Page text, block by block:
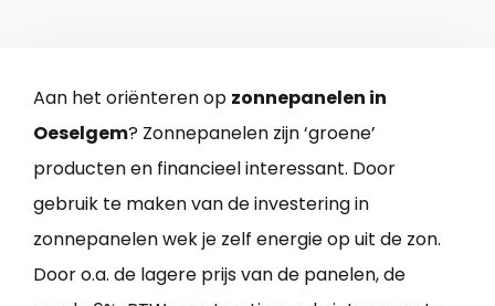
Aan het oriënteren op zonnepanelen in
Oeselgem? Zonnepanelen zijn ‘groene’
producten en financieel interessant. Door
gebruik te maken van de investering in
zonnepanelen wek je zelf energie op uit de zon.
Door o.a. de lagere prijs van de panelen, de